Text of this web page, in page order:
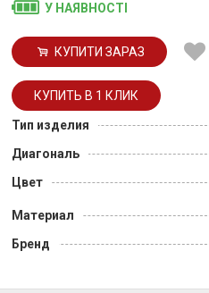
У НАЯВНОСТІ
КУПИТИ ЗАРАЗ
Тип изделия
Диагональ
Цвет
Материал
Бренд